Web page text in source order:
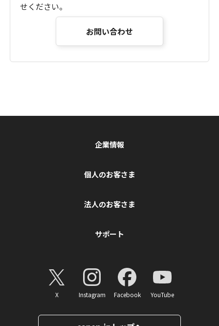
せください。
お問い合わせ
企業情報
個人のお客さま
法人のお客さま
サポート
X Instagram Facebook YouTube